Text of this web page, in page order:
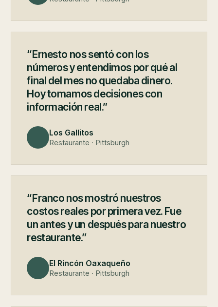
“Ernesto nos sentó con los
números y entendimos por qué al
final del mes no quedaba dinero.
Hoy tomamos decisiones con
información real.”
Los Gallitos
Restaurante · Pittsburgh
“Franco nos mostró nuestros
costos reales por primera vez. Fue
un antes y un después para nuestro
restaurante.”
El Rincón Oaxaqueño
Restaurante · Pittsburgh